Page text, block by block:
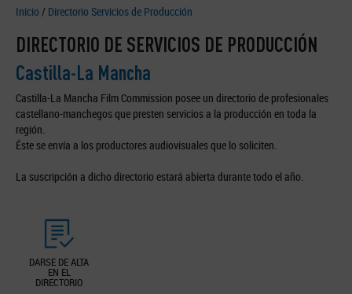
Inicio / Directorio Servicios de Producción
DIRECTORIO DE SERVICIOS DE PRODUCCIÓN
Castilla-La Mancha
Castilla-La Mancha Film Commission posee un directorio de profesionales
castellano-manchegos que presten servicios a la producción en toda la
región.
Éste se envía a los productores audiovisuales que lo soliciten.
La suscripción a dicho directorio estará abierta durante todo el año.
DARSE DE ALTA
EN EL
DIRECTORIO